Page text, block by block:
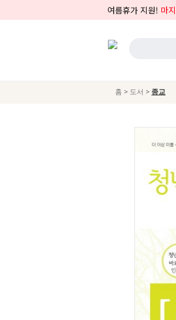
여름휴가 지원! 마
홈 > 도서 > 종교